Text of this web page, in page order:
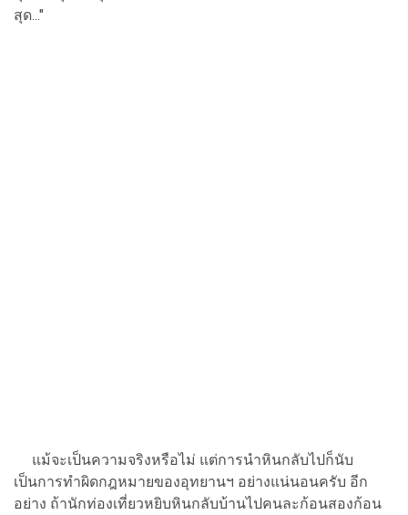
สุด..."
แม้จะเป็นความจริงหรือไม่ แต่การนำหินกลับไปก็นับ
เป็นการทำผิดกฎหมายของอุทยานฯ อย่างแน่นอนครับ อีก
อย่าง ถ้านักท่องเที่ยวหยิบหินกลับบ้านไปคนละก้อนสองก้อน